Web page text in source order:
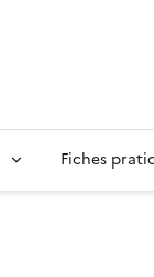
Fiches